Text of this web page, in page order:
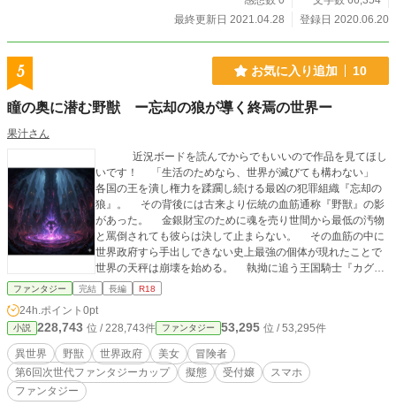
最終更新日 2021.04.28
登録日 2020.06.20
5 お気に入り追加 10
瞳の奥に潜む野獣 ー忘却の狼が導く終焉の世界ー
果汁さん
いです！ 「生活のためなら、世界が滅びても構わない」
各国の王を潰し権力を蹂躙し続ける最凶の犯罪組織『忘却の
狼』。 その背後には古来より伝統の血筋通称『野獣』の影
があった。 金銀財宝のために魂を売り世間から最低の汚物
と罵倒されても彼らは決して止まらない。 その血筋の中に
世界政府すら手出しできない史上最強の個体が現れたことで
世界の天秤は崩壊を始める。 執拗に追う王国騎士『カグ
ラ』混乱に陥る各都市。 罵倒と絶望の渦中でその野獣の瞳が
ファンタジー 完結 長編 R18
24h.ポイント 0pt
小説 228,743 位 / 228,743件 ファンタジー 53,295 位 / 53,295件
異世界 野獣 世界政府 美女
冒険者
第6回次世代ファンタジーカップ
擬態 受付嬢
スマホ
ファンタジー